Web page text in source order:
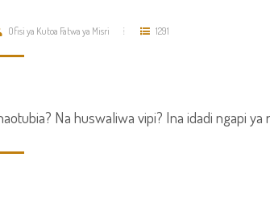
Ofisi ya Kutoa Fatwa ya Misri 1291
Na huswaliwa vipi? Ina idadi ngapi ya